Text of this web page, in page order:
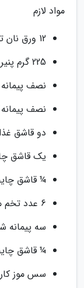
مواد لازم
12 ورق نان تست
225 گرم پنیر خامه ای
نصف پیمانه
نصف
دو قاشق
یک قاشق
¼ قاشق
6 عدد تخم مرغ هم زده
سه پیمانه
¼ قاشق
سس موز